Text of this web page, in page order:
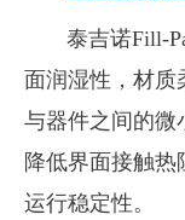
泰吉诺Fill-
面润湿性，材质
与器件之间的微
降低界面接触
运行稳定性。